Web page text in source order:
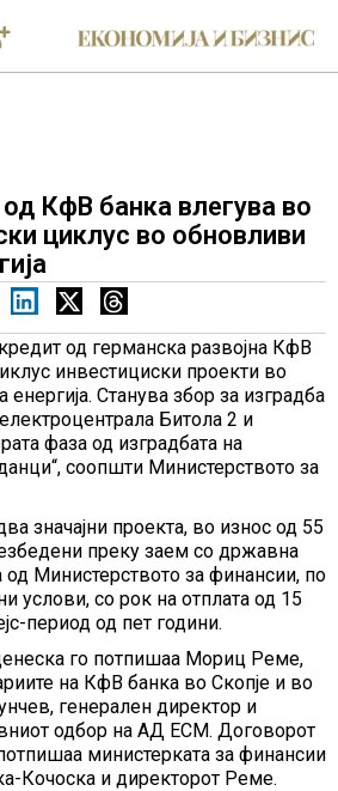
КфВ банка влегува во
циклус во обновливи
од германска развојна КфВ
инвестициски проекти во
Станува збор за изградба
Битола 2 и
фаза од изградбата на
соопшти Министерството за
значајни проекта, во износ од 55
преку заем со државна
од Министерството за финансии, по
услови, со рок на отплата од 15
период од пет години.
го потпишаа Мориц Реме,
на КфВ банка во Скопје и во
генерален директор и
одбор на АД ЕСМ. Договорот
министерката за финансии
Кочоска и директорот Реме.